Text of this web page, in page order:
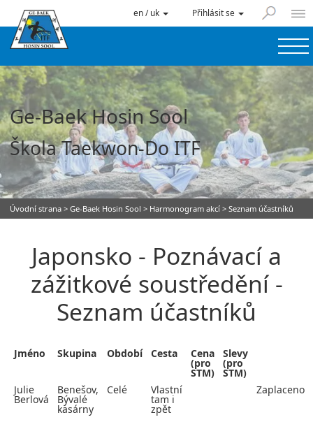
en / uk Přihlásit se
Ge-Baek Hosin Sool
Škola Taekwon-Do ITF
Úvodní strana > Ge-Baek Hosin Sool > Harmonogram akcí > Seznam účastníků
Japonsko - Poznávací a
zážitkové soustředění -
Seznam účastníků
Jméno Skupina Období Cesta Cena
(pro
STM)
Slevy
(pro
STM)
Julie
Berlová
Benešov,
Bývalé
kasárny
Celé Vlastní
tam i
zpět
Zaplaceno